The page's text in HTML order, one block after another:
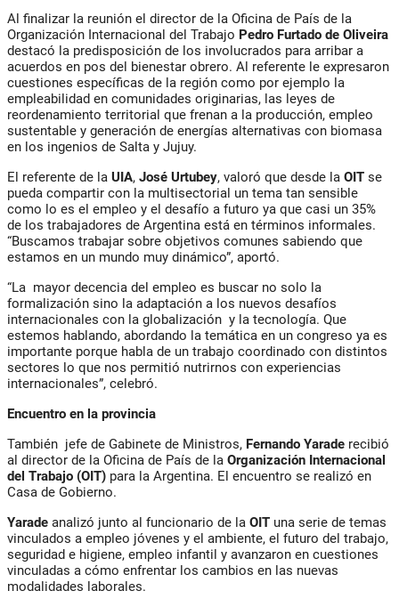
Al finalizar la reunión el director de la Oficina de País de la
Organización Internacional del Trabajo Pedro Furtado de Oliveira
destacó la predisposición de los involucrados para arribar a
acuerdos en pos del bienestar obrero. Al referente le expresaron
cuestiones específicas de la región como por ejemplo la
empleabilidad en comunidades originarias, las leyes de
reordenamiento territorial que frenan a la producción, empleo
sustentable y generación de energías alternativas con biomasa
en los ingenios de Salta y Jujuy.
El referente de la UIA, José Urtubey, valoró que desde la OIT se
pueda compartir con la multisectorial un tema tan sensible
como lo es el empleo y el desafío a futuro ya que casi un 35%
de los trabajadores de Argentina está en términos informales.
“Buscamos trabajar sobre objetivos comunes sabiendo que
estamos en un mundo muy dinámico”, aportó.
“La mayor decencia del empleo es buscar no solo la
formalización sino la adaptación a los nuevos desafíos
internacionales con la globalización y la tecnología. Que
estemos hablando, abordando la temática en un congreso ya es
importante porque habla de un trabajo coordinado con distintos
sectores lo que nos permitió nutrirnos con experiencias
internacionales”, celebró.
Encuentro en la provincia
También jefe de Gabinete de Ministros, Fernando Yarade recibió
al director de la Oficina de País de la Organización Internacional
del Trabajo (OIT) para la Argentina. El encuentro se realizó en
Casa de Gobierno.
Yarade analizó junto al funcionario de la OIT una serie de temas
vinculados a empleo jóvenes y el ambiente, el futuro del trabajo,
seguridad e higiene, empleo infantil y avanzaron en cuestiones
vinculadas a cómo enfrentar los cambios en las nuevas
modalidades laborales.